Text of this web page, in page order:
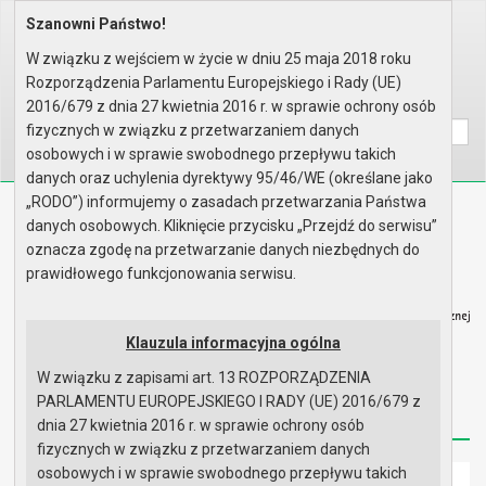
Home Organy Rada Miejska
Rok 2017 - posiedzenia
Posiedzenie z dnia 19.06.2017
Wyszukaj na stronie:
AAA
Biuletyn Informacji Publicznej
Urząd Miasta i Gminy w Gryfinie
Strona główna Mapa serwisu Aktualności
Redakcja Instrukcja korzystania Dostępność
Strona główna
Szanowni Państwo!
W związku z wejściem w życie w dniu 25 maja 2018 roku
Rozporządzenia Parlamentu Europejskiego i Rady (UE)
2016/679 z dnia 27 kwietnia 2016 r. w sprawie ochrony osób
fizycznych w związku z przetwarzaniem danych
osobowych i w sprawie swobodnego przepływu takich
danych oraz uchylenia dyrektywy 95/46/WE (określane jako
„RODO”) informujemy o zasadach przetwarzania Państwa
danych osobowych. Kliknięcie przycisku „Przejdź do serwisu”
oznacza zgodę na przetwarzanie danych niezbędnych do
prawidłowego funkcjonowania serwisu.
Klauzula informacyjna ogólna
W związku z zapisami art. 13 ROZPORZĄDZENIA
PARLAMENTU EUROPEJSKIEGO I RADY (UE) 2016/679 z
dnia 27 kwietnia 2016 r. w sprawie ochrony osób
fizycznych w związku z przetwarzaniem danych
osobowych i w sprawie swobodnego przepływu takich